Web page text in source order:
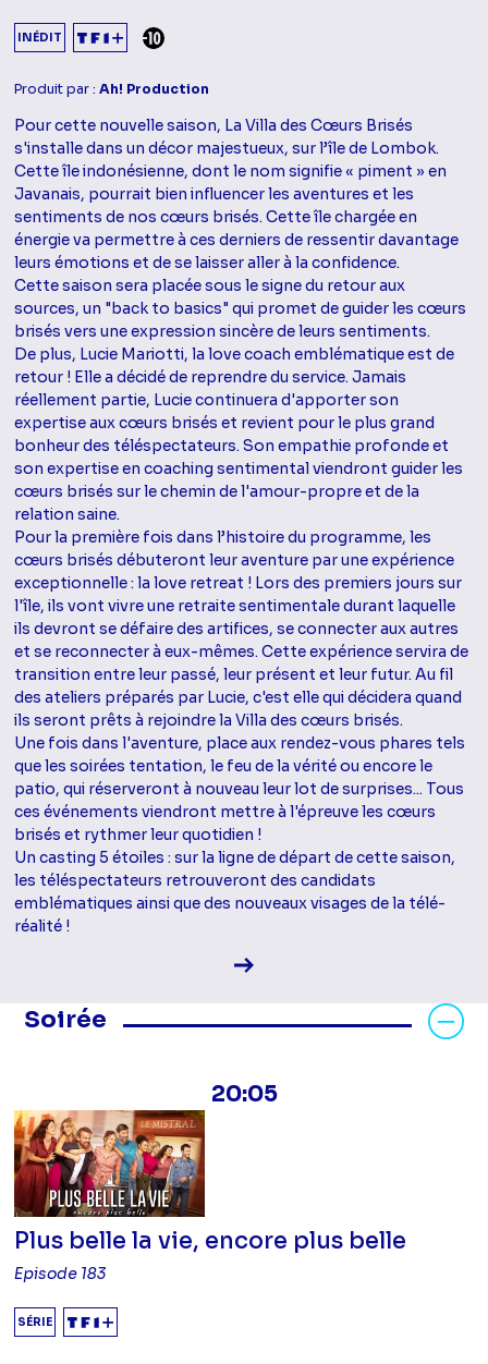
INÉDIT
Produit par :Ah! Production
Pour cette nouvelle saison, La Villa des Cœurs Brisés
s'installe dans un décor majestueux, sur l’île de Lombok.
Cette île indonésienne, dont le nom signifie « piment » en
Javanais, pourrait bien influencer les aventures et les
sentiments de nos cœurs brisés. Cette île chargée en
énergie va permettre à ces derniers de ressentir davantage
leurs émotions et de se laisser aller à la confidence.
Cette saison sera placée sous le signe du retour aux
sources, un "back to basics" qui promet de guider les cœurs
brisés vers une expression sincère de leurs sentiments.
De plus, Lucie Mariotti, la love coach emblématique est de
retour ! Elle a décidé de reprendre du service. Jamais
réellement partie, Lucie continuera d'apporter son
expertise aux cœurs brisés et revient pour le plus grand
bonheur des téléspectateurs. Son empathie profonde et
son expertise en coaching sentimental viendront guider les
cœurs brisés sur le chemin de l'amour-propre et de la
relation saine.
Pour la première fois dans l’histoire du programme, les
cœurs brisés débuteront leur aventure par une expérience
exceptionnelle : la love retreat ! Lors des premiers jours sur
l'île, ils vont vivre une retraite sentimentale durant laquelle
ils devront se défaire des artifices, se connecter aux autres
et se reconnecter à eux-mêmes. Cette expérience servira de
transition entre leur passé, leur présent et leur futur. Au fil
des ateliers préparés par Lucie, c'est elle qui décidera quand
ils seront prêts à rejoindre la Villa des cœurs brisés.
Une fois dans l'aventure, place aux rendez-vous phares tels
que les soirées tentation, le feu de la vérité ou encore le
patio, qui réserveront à nouveau leur lot de surprises... Tous
ces événements viendront mettre à l'épreuve les cœurs
brisés et rythmer leur quotidien !
Un casting 5 étoiles : sur la ligne de départ de cette saison,
les téléspectateurs retrouveront des candidats
emblématiques ainsi que des nouveaux visages de la télé-
réalité !
Voir la fiche diffusion
Soirée
Masquer les programmes Soirée
20:05
Plus belle la vie, encore plus belle
Episode 183
SÉRIE